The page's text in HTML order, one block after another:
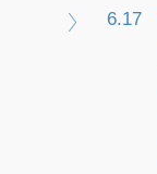
6.17